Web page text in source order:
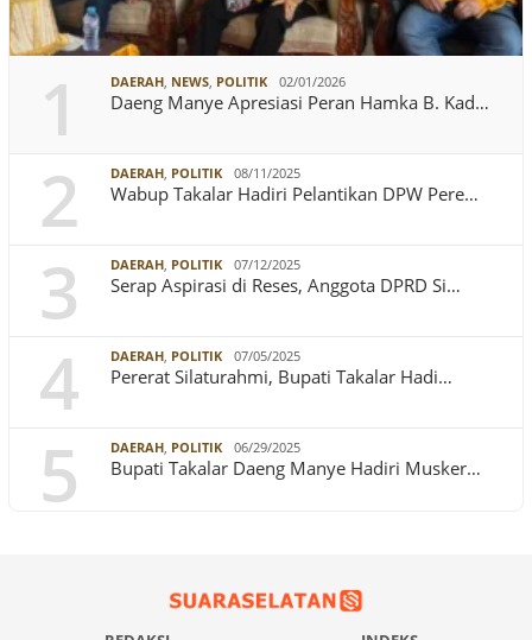
1 DAERAH, NEWS, POLITIK 02/01/2026
Daeng Manye Apresiasi Peran Hamka B. Kad…
2 DAERAH, POLITIK 08/11/2025
Wabup Takalar Hadiri Pelantikan DPW Pere…
3 DAERAH, POLITIK 07/12/2025
Serap Aspirasi di Reses, Anggota DPRD Si…
4 DAERAH, POLITIK 07/05/2025
Pererat Silaturahmi, Bupati Takalar Hadi…
5 DAERAH, POLITIK 06/29/2025
Bupati Takalar Daeng Manye Hadiri Musker…